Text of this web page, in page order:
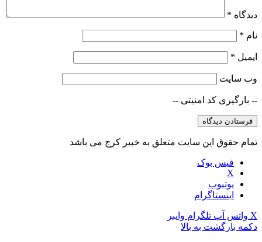
دیدگاه *
نام *
ایمیل *
وب‌ سایت
-- بارگیری کد امنیتی --
تمام حقوق این سایت متعلق به خبیر کرج می باشد
فیس بوک
X
یوتیوب
اینستاگرام
X واتس آپ تلگرام وایبر
دکمه بازگشت به بالا